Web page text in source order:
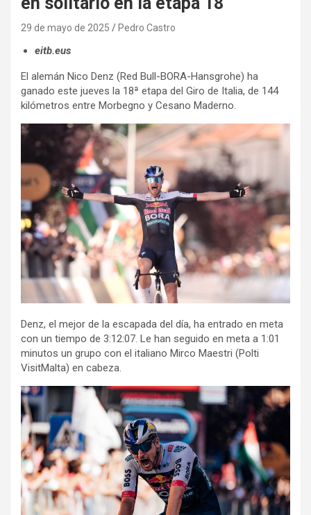
29 de mayo de 2025 Pedro Castro
eitb.eus
El alemán Nico Denz (Red Bull-BORA-Hansgrohe) ha
ganado este jueves la 18ª etapa del Giro de Italia, de 144
kilómetros entre Morbegno y Cesano Maderno.
Denz, el mejor de la escapada del día, ha entrado en meta
con un tiempo de 3:12:07. Le han seguido en meta a 1:01
minutos un grupo con el italiano Mirco Maestri (Polti
VisitMalta) en cabeza.